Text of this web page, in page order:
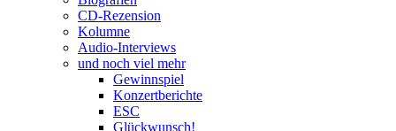
CD-Rezension
Kolumne
Audio-Interviews
und noch viel mehr
Gewinnspiel
Konzertberichte
ESC
Glückwunsch!